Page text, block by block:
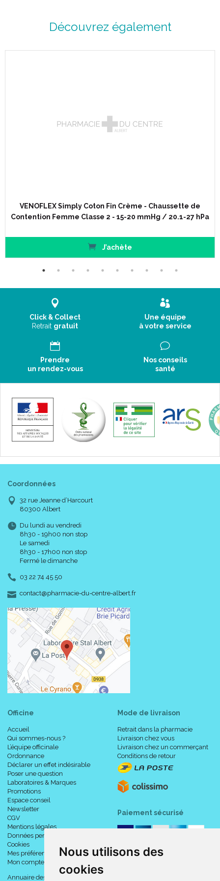
Nous utilisons des
cookies
Revers biseauté pour limiter l' effet garrot.
Caractéristiques :
ChaussettesPIEDS OUVERTS
Classe 2.
2 hauteurs (normal et long).
Taillage :
Taille cB cC
1
Normal (/D < 44 cm)
19 - 21 cm
Long (/D > 44 cm)
Découvrez également
VENOFLEX Simply Coton Fin Crème - Chaussette de
Contention Femme Classe 2 - 15-20 mmHg / 20.1-27 hPa
J’achète
Click & Collect
Retrait gratuit
Une équipe
à votre service
Prendre
un rendez-vous
Nos conseils
santé
Coordonnées
32 rue Jeanne d’Harcourt
80300 Albert
Du lundi au vendredi
8h30 - 19h00 non stop
Le samedi
8h30 - 17h00 non stop
Fermé le dimanche
03 22 74 45 50
contact-
@-
pharmacie-du-centre-albert.fr
Officine
Accueil
Qui sommes-nous ?
L’équipe officinale
Ordonnance
Déclarer un effet indésirable
Poser une question
Laboratoires & Marques
Promotions
Espace conseil
Newsletter
CGV
Mentions légales
Données personnelles
Cookies
Mes préférences Cookies
Mon compte
Annuaire des pharmacies
Mode de livraison
Retrait dans la pharmacie
Livraison chez vous
Livraison chez un commerçant
Conditions de retour
Paiement sécurisé